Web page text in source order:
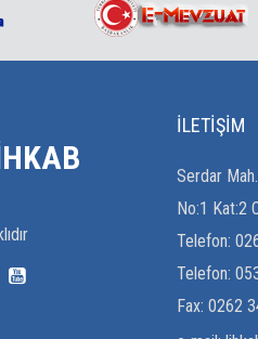
İLETİŞİM
Serdar
No:1 Kat:2
Telefon:
Telefon:
Fax: 0262